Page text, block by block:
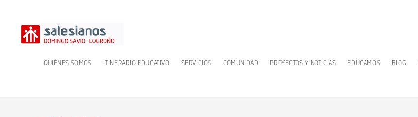
contenido
QUIÉNES SOMOS ITINERARIO EDUCATIVO SERVICIOS COMUNIDAD PROYECTOS Y NOTICIAS EDUCAMOS BLOG